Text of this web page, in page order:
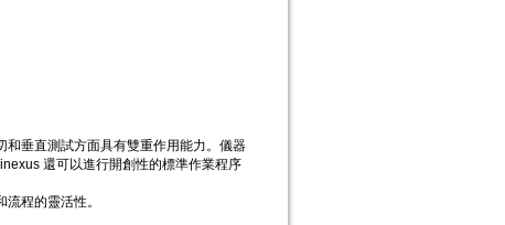
垂直測試方面具有雙重作用能力。儀器
還可以進行開創性的標準作業程序
程的靈活性。